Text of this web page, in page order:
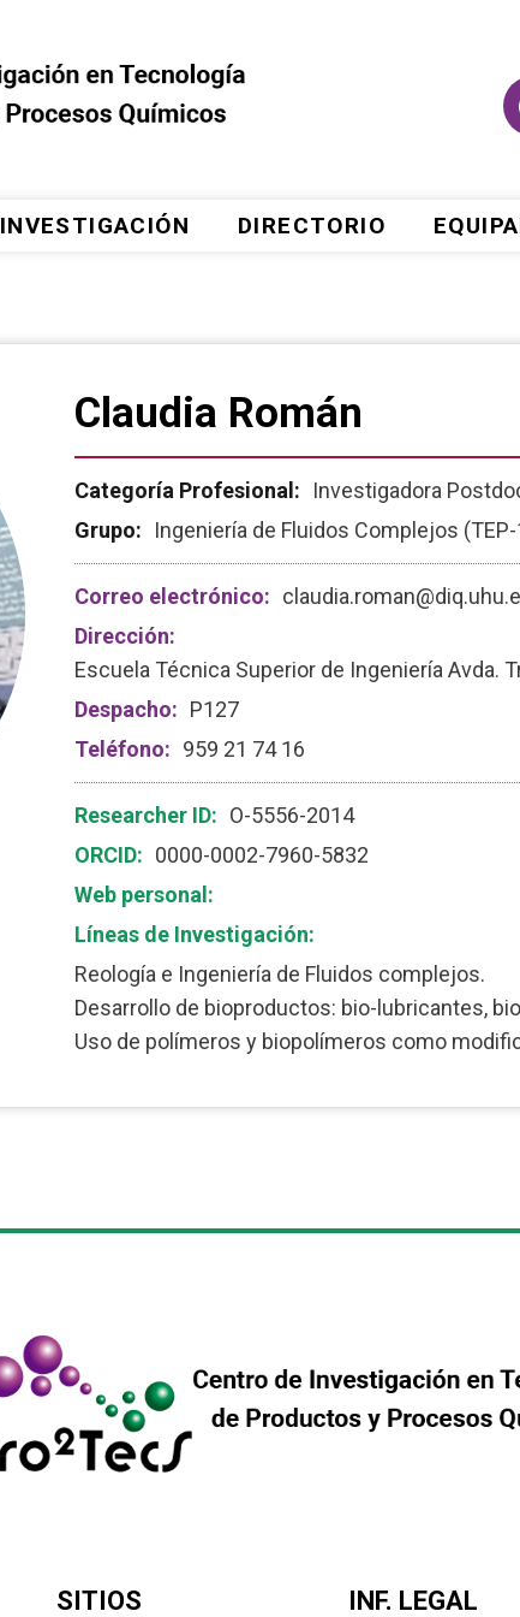
INVESTIGACIÓN DIRECTORIO
Claudia Román
Categoría Profesional:
Investigadora
Grupo:
Ingeniería de Fluidos Complejos
Correo electrónico:
Dirección:
Escuela Técnica Superior de Ingeniería Avda.
Despacho: P127
Teléfono: 959 21 74 16
Researcher ID: O-5556-2014
ORCID: 0000-0002-7960-5832
Web personal:
Líneas de Investigación:
Reología e Ingeniería de Fluidos complejos.
Desarrollo de bioproductos: bio-lubricantes,
Uso de polímeros y biopolímeros como
SITIOS INF. LEGAL